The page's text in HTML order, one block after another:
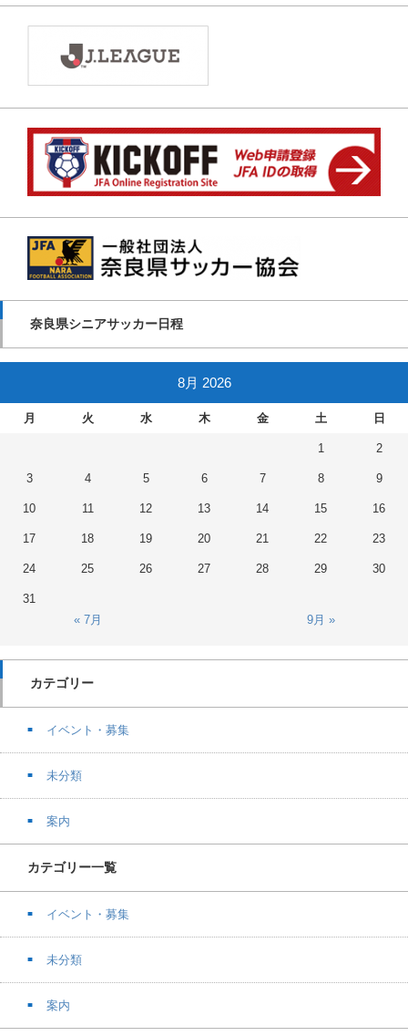
奈良県シニアサッカー日程
8月 2026
月 火 水 木 金 土 日
1 2
3 4 5 6 7 8 9
10 11 12 13 14 15 16
17 18 19 20 21 22 23
24 25 26 27 28 29 30
31
« 7月
9月 »
カテゴリー
イベント・募集
未分類
案内
カテゴリー一覧
イベント・募集
未分類
案内